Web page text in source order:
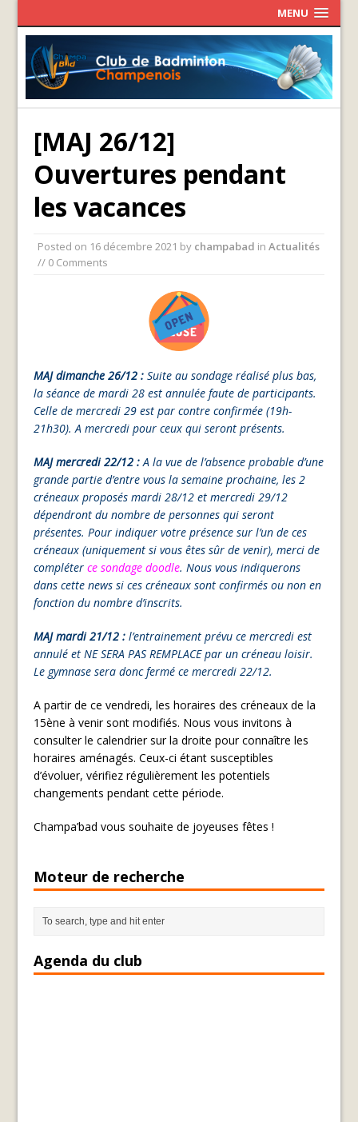
MENU
[MAJ 26/12]
Ouvertures pendant
les vacances
Posted on 16 décembre 2021 by champabad inActualités
// 0 Comments
MAJ dimanche 26/12 :Suite au sondage réalisé plus bas,
la séance de mardi 28 est annulée faute de participants.
Celle de mercredi 29 est par contre confirmée (19h-
21h30). A mercredi pour ceux qui seront présents.
MAJ mercredi 22/12 : A la vue de l’absence probable d’une
grande partie d’entre vous la semaine prochaine, les 2
créneaux proposés mardi 28/12 et mercredi 29/12
dépendront du nombre de personnes qui seront
présentes. Pour indiquer votre présence sur l’un de ces
créneaux (uniquement si vous êtes sûr de venir), merci de
compléterce sondage doodle. Nous vous indiquerons
dans cette news si ces créneaux sont confirmés ou non en
fonction du nombre d’inscrits.
MAJ mardi 21/12 : l’entrainement prévu ce mercredi est
annulé et NE SERA PAS REMPLACE par un créneau loisir.
Le gymnase sera donc fermé ce mercredi 22/12.
A partir de ce vendredi, les horaires des créneaux de la
15ène à venir sont modifiés. Nous vous invitons à
consulter le calendrier sur la droite pour connaître les
horaires aménagés. Ceux-ci étant susceptibles
d’évoluer, vérifiez régulièrement les potentiels
changements pendant cette période.
Champa’bad vous souhaite de joyeuses fêtes !
Moteur de recherche
Agenda du club